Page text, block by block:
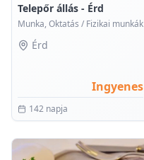
Telepőr állás - Érd
Munka, Oktatás / Fizikai munkák
Érd
Ingyenes
142 napja
0